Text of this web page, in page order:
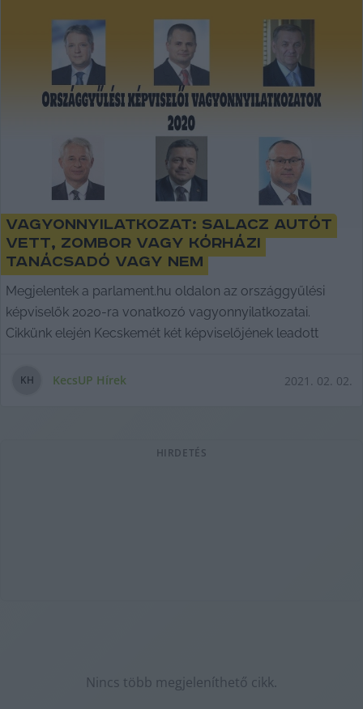
Vagyonnyilatkozat: Salacz autót
vett, Zombor vagy kórházi
tanácsadó vagy nem
Megjelentek a parlament.hu oldalon az országgyűlési
képviselők 2020-ra vonatkozó vagyonnyilatkozatai.
Cikkünk elején Kecskemét két képviselőjének leadott
KH KecsUP Hírek 2021. 02. 02.
HIRDETÉS
Nincs több megjeleníthető cikk.